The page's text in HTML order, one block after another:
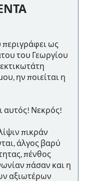
περιγράφει ως
του Γεωργίου
ην ποιείται η
αυτός! Νεκρός!
πικράν
άλγος βαρύ
πένθος
πάσαν και η
αξιωτέρων